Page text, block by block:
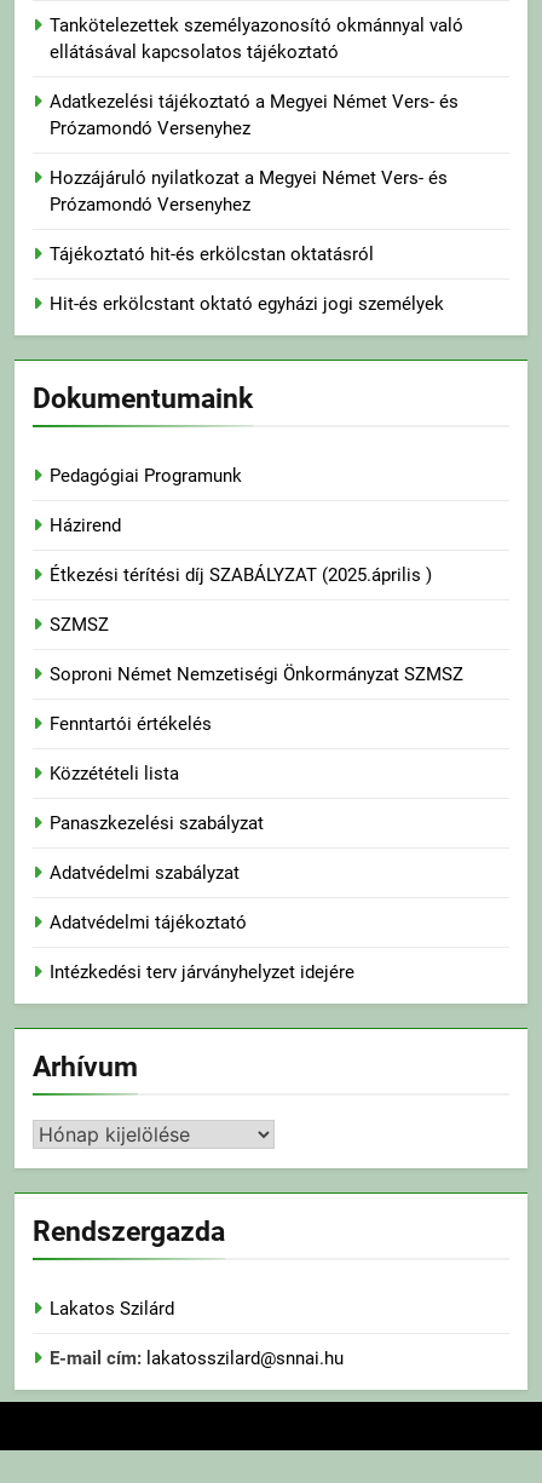
Tankötelezettek személyazonosító okmánnyal való
ellátásával kapcsolatos tájékoztató
Adatkezelési tájékoztató a Megyei Német Vers- és
Prózamondó Versenyhez
Hozzájáruló nyilatkozat a Megyei Német Vers- és
Prózamondó Versenyhez
Tájékoztató hit-és erkölcstan oktatásról
Hit-és erkölcstant oktató egyházi jogi személyek
Dokumentumaink
Pedagógiai Programunk
Házirend
Étkezési térítési díj SZABÁLYZAT (2025.április )
SZMSZ
Soproni Német Nemzetiségi Önkormányzat SZMSZ
Fenntartói értékelés
Közzétételi lista
Panaszkezelési szabályzat
Adatvédelmi szabályzat
Adatvédelmi tájékoztató
Intézkedési terv járványhelyzet idejére
Arhívum
Arhívum
Rendszergazda
Lakatos Szilárd
E-mail cím: lakatosszilard@snnai.hu